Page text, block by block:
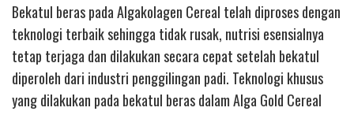
Bekatul beras pada Algakolagen Cereal telah diproses dengan
teknologi terbaik sehingga tidak rusak, nutrisi esensialnya
tetap terjaga dan dilakukan secara cepat setelah bekatul
diperoleh dari industri penggilingan padi. Teknologi khusus
yang dilakukan pada bekatul beras dalam Alga Gold Cereal